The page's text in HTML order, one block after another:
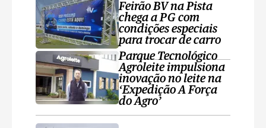
Feirão BV na Pista
chega a PG com
condições especiais
para trocar de carro
Parque Tecnológico
Agroleite impulsiona
inovação no leite na
‘Expedição A Força
do Agro’